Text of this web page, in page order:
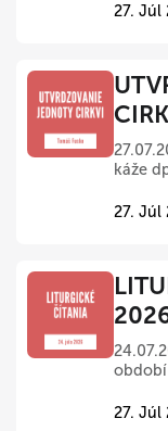
27. Júl
káže
27. Júl
období
27. Júl